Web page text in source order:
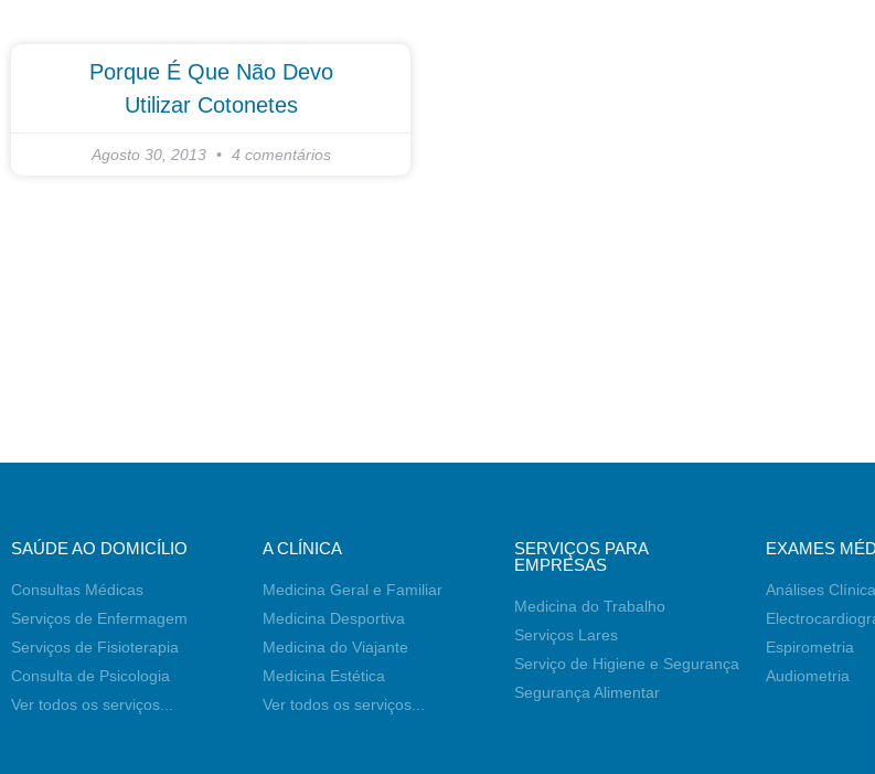
Porque É Que Não Devo
Utilizar Cotonetes
Agosto 30, 2013 4 comentários
SAÚDE AO DOMICÍLIO
Consultas Médicas
Serviços de Enfermagem
Serviços de Fisioterapia
Consulta de Psicologia
Ver todos os serviços...
A CLÍNICA
Medicina Geral e Familiar
Medicina Desportiva
Medicina do Viajante
Medicina Estética
Ver todos os serviços...
SERVIÇOS PARA
EMPRESAS
Medicina do Trabalho
Serviços Lares
Serviço de Higiene e Segurança
Segurança Alimentar
EXAMES
Análises
Espirometria
Audiometria